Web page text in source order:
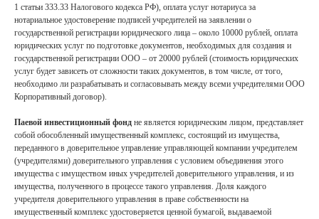
1 статьи 333.33 Налогового кодекса РФ), оплата услуг нотариуса за
нотариальное удостоверение подписей учредителей на заявлении о
государственной регистрации юридического лица – около 10000 рублей, оплата
юридических услуг по подготовке документов, необходимых для создания и
государственной регистрации ООО – от 20000 рублей (стоимость юридических
услуг будет зависеть от сложности таких документов, в том числе, от того,
необходимо ли разрабатывать и согласовывать между всеми учредителями ООО
Корпоративный договор).
Паевой инвестиционный фонд не является юридическим лицом, представляет
собой обособленный имущественный комплекс, состоящий из имущества,
переданного в доверительное управление управляющей компании учредителем
(учредителями) доверительного управления с условием объединения этого
имущества с имуществом иных учредителей доверительного управления, и из
имущества, полученного в процессе такого управления. Доля каждого
учредителя доверительного управления в праве собственности на
имущественный комплекс удостоверяется ценной бумагой, выдаваемой